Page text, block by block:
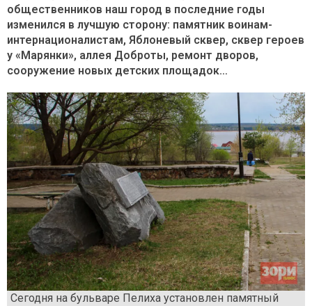
общественников наш город в последние годы
изменился в лучшую сторону: памятник воинам-
интернационалистам, Яблоневый сквер, сквер героев
у «Марянки», аллея Доброты, ремонт дворов,
сооружение новых детских площадок…
Сегодня на бульваре Пелиха установлен памятный